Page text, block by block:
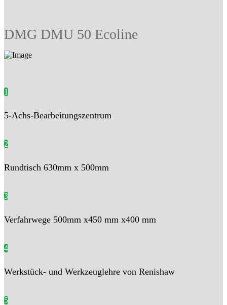
DMG DMU 50 Ecoline
1
5-Achs-Bearbeitungszentrum
2
Rundtisch 630mm x 500mm
3
Verfahrwege 500mm x450 mm x400 mm
4
Werkstück- und Werkzeuglehre von Renishaw
5